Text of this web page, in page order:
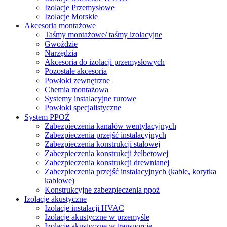
Izolacje Przemysłowe
Izolacje Morskie
Akcesoria montażowe
Taśmy montażowe/ taśmy izolacyjne
Gwoździe
Narzędzia
Akcesoria do izolacji przemysłowych
Pozostałe akcesoria
Powłoki zewnętrzne
Chemia montażowa
Systemy instalacyjne rurowe
Powłoki specjalistyczne
System PPOŻ
Zabezpieczenia kanałów wentylacyjnych
Zabezpieczenia przejść instalacyjnych
Zabezpieczenia konstrukcji stalowej
Zabezpieczenia konstrukcji żelbetowej
Zabezpieczenia konstrukcji drewnianej
Zabezpieczenia przejść instalacyjnych (kable, korytka
kablowe)
Konstrukcyjne zabezpieczenia ppoż
Izolacje akustyczne
Izolacje instalacji HVAC
Izolacje akustyczne w przemyśle